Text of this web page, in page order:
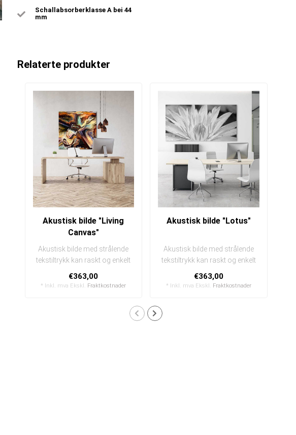
Schallabsorberklasse A bei 44
mm
Relaterte produkter
Akustisk bilde "Living
Canvas"
Akustisk bilde med strålende
tekstiltrykk kan raskt og enkelt
I en e..
€363,00
* Inkl. mva Ekskl. Fraktkostnader
Akustisk bilde "Lotus"
Akustisk bilde med strålende
tekstiltrykk kan raskt og enkelt
I en e..
€363,00
* Inkl. mva Ekskl. Fraktkostnader